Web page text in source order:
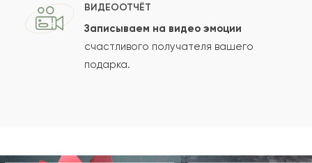
ВИДЕООТЧЁТ
Записываем на видео эмоции
счастливого получателя вашего
подарка.